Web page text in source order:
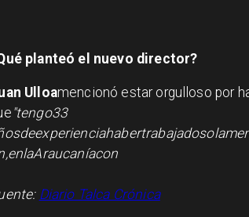
planteó el nuevo director?
Ulloamencionó estar orgulloso por
"tengo33
Diario Talca Crónica